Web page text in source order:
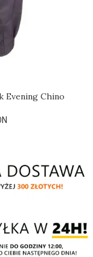
Evening Chino